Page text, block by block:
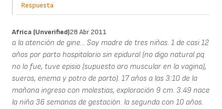
Respuesta
Africa (unverified)28 Abr 2011
a la atención de gine... Soy madre de tres niñas. 1 de casi 12
años por parto hospitalario sin epidural (no digo natural pq
no lo fue, tuve episio (supuesto aro muscular en la vagina),
sueros, enema y potro de parto). 17 años a las 3:10 de la
mañana ingreso con molestias, exploración 9 cm. 3:49 nace
la niña 36 semanas de gestación. la segunda con 10 años.